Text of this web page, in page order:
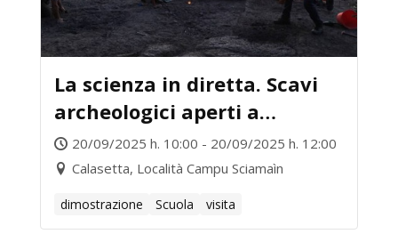
La scienza in diretta. Scavi
archeologici aperti a
Calasetta
20/09/2025 h. 10:00 - 20/09/2025 h. 12:00
Calasetta, Località Campu Sciamaìn
dimostrazione Scuola visita